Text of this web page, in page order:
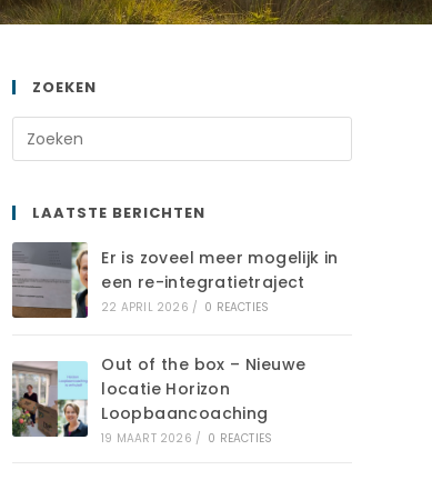
ZOEKEN
LAATSTE BERICHTEN
Er is zoveel meer mogelijk in
een re-integratietraject
22 APRIL 2026 / 0 REACTIES
Out of the box – Nieuwe
locatie Horizon
Loopbaancoaching
19 MAART 2026 / 0 REACTIES